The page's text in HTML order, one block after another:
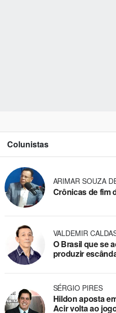
Colunistas
ARIMAR SOUZA
Crônicas de fim
VALDEMIR
O Brasil que se
produzir
SÉRGIO PIRES
Hildon aposta
Acir volta ao